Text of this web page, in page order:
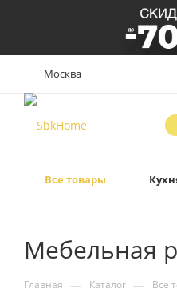
Москва
Все товары
Мебельная
Главная — Каталог — Все